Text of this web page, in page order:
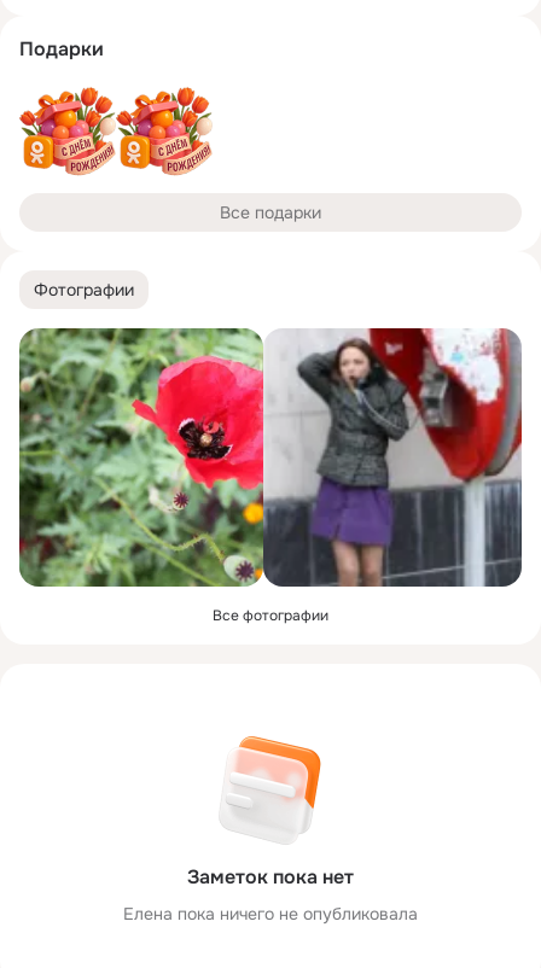
Фотографии
Все фотографии
Заметок пока нет
Елена пока ничего не опубликовала
Подарки
Все подарки